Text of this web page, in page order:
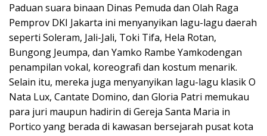
Paduan suara binaan Dinas Pemuda dan Olah Raga
Pemprov DKI Jakarta ini menyanyikan lagu-lagu daerah
seperti Soleram, Jali-Jali, Toki Tifa, Hela Rotan,
Bungong Jeumpa, dan Yamko Rambe Yamkodengan
penampilan vokal, koreografi dan kostum menarik.
Selain itu, mereka juga menyanyikan lagu-lagu klasik O
Nata Lux, Cantate Domino, dan Gloria Patri memukau
para juri maupun hadirin di Gereja Santa Maria in
Portico yang berada di kawasan bersejarah pusat kota